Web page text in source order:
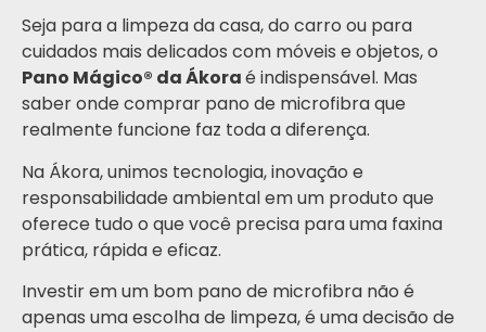
Seja para a limpeza da casa, do carro ou para
cuidados mais delicados com móveis e objetos, o
Pano Mágico® da Ákoraé indispensável. Mas
saber onde comprar pano de microfibra que
realmente funcione faz toda a diferença.
Na Ákora, unimos tecnologia, inovação e
responsabilidade ambiental em um produto que
oferece tudo o que você precisa para uma faxina
prática, rápida e eficaz.
Investir em um bom pano de microfibra não é
apenas uma escolha de limpeza, é uma decisão de